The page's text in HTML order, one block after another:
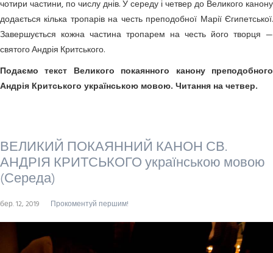
чотири частини, по числу днів. У середу і четвер до Великого канону
додається кілька тропарів на честь преподобної Марії Єгипетської.
Завершується кожна частина тропарем на честь його творця —
святого Андрія Критського.
Подаємо текст Великого покаянного канону преподобного
Андрія Критського українською мовою. Читання на четвер.
ВЕЛИКИЙ ПОКАЯННИЙ КАНОН СВ.
АНДРІЯ КРИТСЬКОГО українською мовою
(Середа)
бер. 12, 2019 Прокоментуй першим!